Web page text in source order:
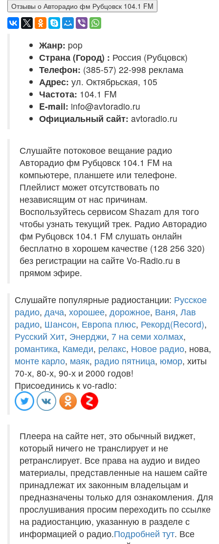
Отзывы о Авторадио фм Рубцовск 104.1 FM
Жанр: pop
Страна (Город) : Россия (Рубцовск)
Телефон: (385-57) 22-998 реклама
Адрес: ул. Октябрьская, 105
Частота: 104.1 FM
E-mail: info@avtoradio.ru
Официальный сайт: avtoradio.ru
Слушайте потоковое вещание радио
Авторадио фм Рубцовск 104.1 FM на
компьютере, планшете или телефоне.
Плейлист может отсутствовать по
независящим от нас причинам.
Воспользуйтесь сервисом Shazam для того
чтобы узнать текущий трек. Радио Авторадио
фм Рубцовск 104.1 FM слушать онлайн
бесплатно в хорошем качестве (128 256 320)
без регистрации на сайте Vo-Radio.ru в
прямом эфире.
Слушайте популярные радиостанции: Русское
радио, дача, хорошее, дорожное, Ваня, Лав
радио, Шансон, Европа плюс, Рекорд(Record),
Русский Хит, Энерджи, 7 на семи холмах,
романтика, Камеди, релакс, Новое радио, нова,
монте карло, маяк, радио пятница, юмор, хиты
70-х, 80-х, 90-х и 2000 годов!
Присоединись к vo-radio:
Плеера на сайте нет, это обычный виджет,
который ничего не транслирует и не
ретранслирует. Все права на аудио и видео
материалы, представленные на нашем сайте
принадлежат их законным владельцам и
предназначены только для ознакомления. Для
прослушивания просим переходить по ссылке
на радиостанцию, указанную в разделе с
информацией о радио.Подробней тут. Все